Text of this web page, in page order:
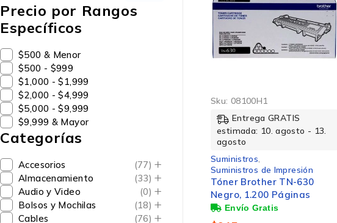
Precio por Rangos
Específicos
$500 & Menor
$500 - $999
$1,000 - $1,999
$2,000 - $4,999
$5,000 - $9,999
$9,999 & Mayor
Categorías
Accesorios
(77)
Almacenamiento
(33)
Audio y Video
(0)
Bolsos y Mochilas
(18)
Cables
(76)
Sku: 08100H1
Entrega GRATIS
estimada: 10. agosto - 13.
agosto
Suministros
Suministros de Impresión
Tóner Brother TN-630
Negro, 1.200 Páginas